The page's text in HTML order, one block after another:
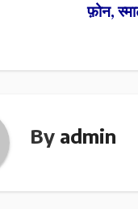
फ़ोन,
By admin